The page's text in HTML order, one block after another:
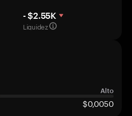
- $2.55K
Liquidez
Alto
$0,0050